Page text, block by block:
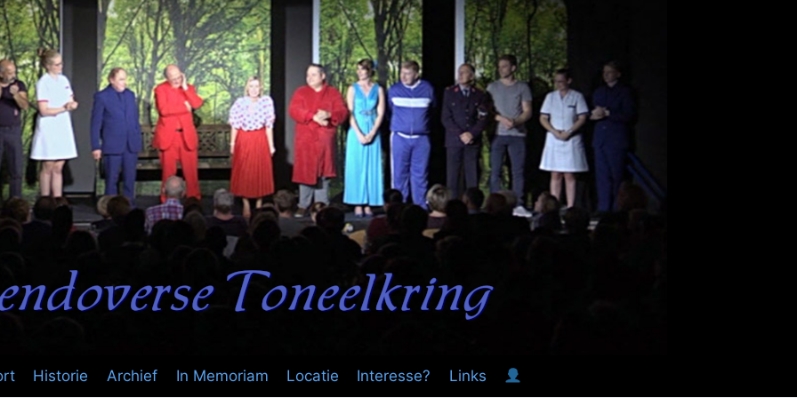
Historie Archief In Memoriam Locatie Interesse? Links